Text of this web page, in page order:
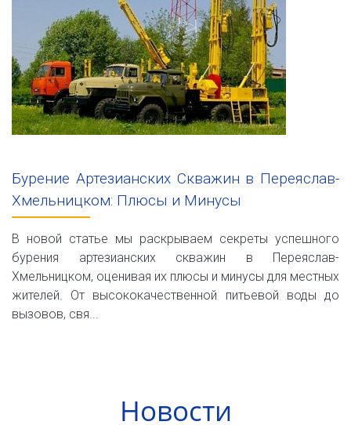
Бурение Артезианских Скважин в Переяслав-
Хмельницком: Плюсы и Минусы
В новой статье мы раскрываем секреты успешного
бурения артезианских скважин в Переяслав-
Хмельницком, оценивая их плюсы и минусы для местных
жителей. От высококачественной питьевой воды до
вызовов, свя...
Новости